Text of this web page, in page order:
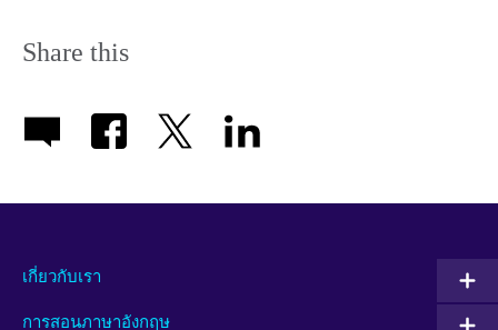
Share this
เกี่ยวกับเรา
การสอนภาษาอังกฤษ